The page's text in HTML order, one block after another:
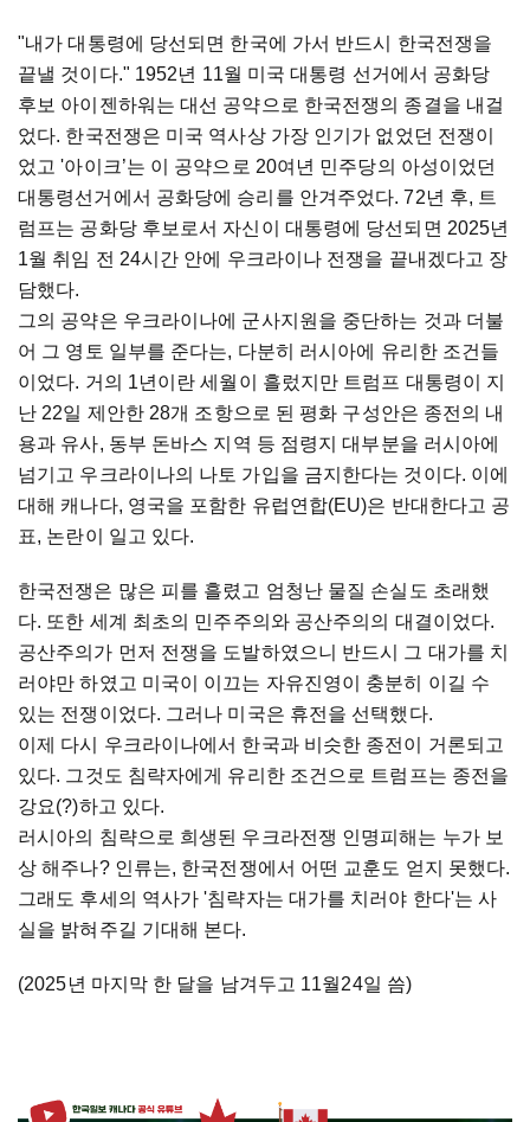
"내가 대통령에 당선되면 한국에 가서 반드시 한국전쟁을
끝낼 것이다." 1952년 11월 미국 대통령 선거에서 공화당
후보 아이젠하워는 대선 공약으로 한국전쟁의 종결을 내걸
었다. 한국전쟁은 미국 역사상 가장 인기가 없었던 전쟁이
었고 '아이크’는 이 공약으로 20여년 민주당의 아성이었던
대통령선거에서 공화당에 승리를 안겨주었다. 72년 후, 트
럼프는 공화당 후보로서 자신이 대통령에 당선되면 2025년
1월 취임 전 24시간 안에 우크라이나 전쟁을 끝내겠다고 장
담했다.
그의 공약은 우크라이나에 군사지원을 중단하는 것과 더불
어 그 영토 일부를 준다는, 다분히 러시아에 유리한 조건들
이었다. 거의 1년이란 세월이 흘렀지만 트럼프 대통령이 지
난 22일 제안한 28개 조항으로 된 평화 구성안은 종전의 내
용과 유사, 동부 돈바스 지역 등 점령지 대부분을 러시아에
넘기고 우크라이나의 나토 가입을 금지한다는 것이다. 이에
대해 캐나다, 영국을 포함한 유럽연합(EU)은 반대한다고 공
표, 논란이 일고 있다.
한국전쟁은 많은 피를 흘렸고 엄청난 물질 손실도 초래했
다. 또한 세계 최초의 민주주의와 공산주의의 대결이었다.
공산주의가 먼저 전쟁을 도발하였으니 반드시 그 대가를 치
러야만 하였고 미국이 이끄는 자유진영이 충분히 이길 수
있는 전쟁이었다. 그러나 미국은 휴전을 선택했다.
이제 다시 우크라이나에서 한국과 비슷한 종전이 거론되고
있다. 그것도 침략자에게 유리한 조건으로 트럼프는 종전을
강요(?)하고 있다.
러시아의 침략으로 희생된 우크라전쟁 인명피해는 누가 보
상 해주나? 인류는, 한국전쟁에서 어떤 교훈도 얻지 못했다.
그래도 후세의 역사가 '침략자는 대가를 치러야 한다'는 사
실을 밝혀주길 기대해 본다.
(2025년 마지막 한 달을 남겨두고 11월24일 씀)